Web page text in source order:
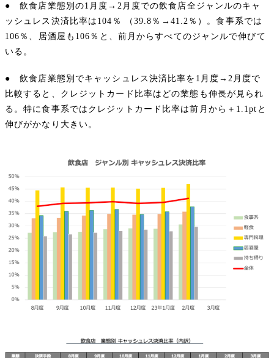
● 飲食店業態別の1月度→2月度での飲食店全ジャンルのキャ
ッシュレス決済比率は104％ （39.8％→41.2％）。食事系では
106％、居酒屋も106％と、前月からすべてのジャンルで伸びて
いる。
● 飲食店業態別でキャッシュレス決済比率を1月度→2月度で
比較すると、クレジットカード比率はどの業態も伸長が見られ
る。特に食事系ではクレジットカード比率は前月から＋1.1ptと
伸びがかなり大きい。